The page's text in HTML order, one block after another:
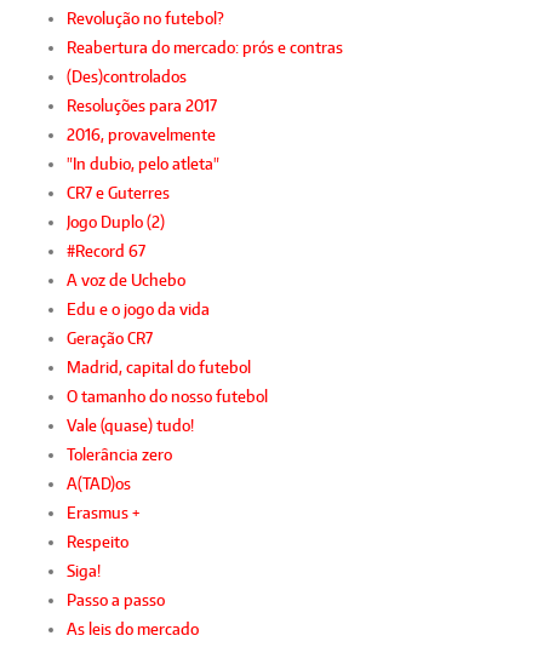
Revolução no futebol?
Reabertura do mercado: prós e contras
(Des)controlados
Resoluções para 2017
2016, provavelmente
"In dubio, pelo atleta"
CR7 e Guterres
Jogo Duplo (2)
#Record 67
A voz de Uchebo
Edu e o jogo da vida
Geração CR7
Madrid, capital do futebol
O tamanho do nosso futebol
Vale (quase) tudo!
Tolerância zero
A(TAD)os
Erasmus +
Respeito
Siga!
Passo a passo
As leis do mercado